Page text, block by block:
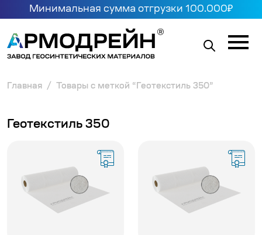
Главная Товары с меткой “Геотекстиль 350”
Геотекстиль 350
Минимальная сумма отгрузки 100.000₽